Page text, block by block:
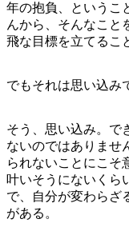
年の抱負、というこ
んから、そんなこと
飛な目標を立てるこ
でもそれは思い込み
そう、思い込み。で
ないのではありませ
られないことにこそ
叶いそうにないくら
で、自分が変わらざ
がある。